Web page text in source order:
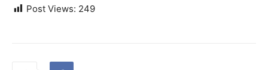
Post Views: 249